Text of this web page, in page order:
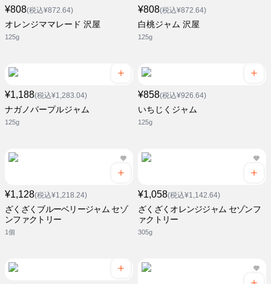
¥808(税込¥872.64)
オレンジママレード 沢屋
125g
¥808(税込¥872.64)
白桃ジャム 沢屋
125g
¥1,188(税込¥1,283.04)
ナガノパープルジャム
125g
¥858(税込¥926.64)
いちじくジャム
125g
¥1,128(税込¥1,218.24)
ざくざくブルーベリージャム セゾ
ンファクトリー
1個
¥1,058(税込¥1,142.64)
ざくざくオレンジジャム セゾンフ
ァクトリー
305g